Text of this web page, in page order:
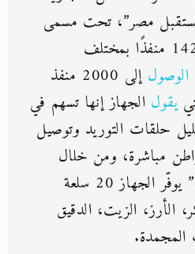
مصر”، تحت مسمى
1427 منفذًا بمختلف
الوصول
إلى 2000 منفذ
يقول الجهاز إنها تسهم في
حلقات التوريد وتوصيل
مباشرة، ومن خلال
التجارية “خيرها” يوفّر الجهاز 20 سلعة
الأرز، الزيت، الدقيق
المجمدة.